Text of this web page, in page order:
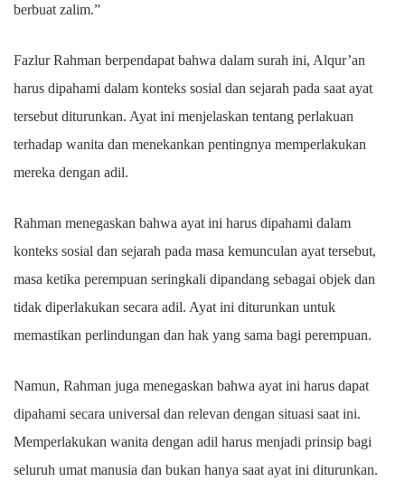
berbuat zalim.”
Fazlur Rahman berpendapat bahwa dalam surah ini, Alqur’an
harus dipahami dalam konteks sosial dan sejarah pada saat ayat
tersebut diturunkan. Ayat ini menjelaskan tentang perlakuan
terhadap wanita dan menekankan pentingnya memperlakukan
mereka dengan adil.
Rahman menegaskan bahwa ayat ini harus dipahami dalam
konteks sosial dan sejarah pada masa kemunculan ayat tersebut,
masa ketika perempuan seringkali dipandang sebagai objek dan
tidak diperlakukan secara adil. Ayat ini diturunkan untuk
memastikan perlindungan dan hak yang sama bagi perempuan.
Namun, Rahman juga menegaskan bahwa ayat ini harus dapat
dipahami secara universal dan relevan dengan situasi saat ini.
Memperlakukan wanita dengan adil harus menjadi prinsip bagi
seluruh umat manusia dan bukan hanya saat ayat ini diturunkan.